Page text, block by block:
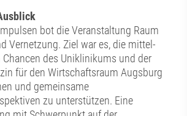
bot die Veranstaltung Raum
Vernetzung. Ziel war es, die mittel-
des Uniklinikums und der
für den Wirtschaftsraum Augsburg
und gemeinsame
zu unterstützen. Eine